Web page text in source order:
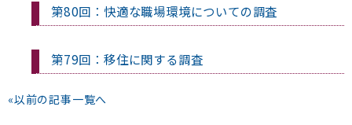
第80回：快適な職場環境についての調査
第79回：移住に関する調査
«以前の記事一覧へ